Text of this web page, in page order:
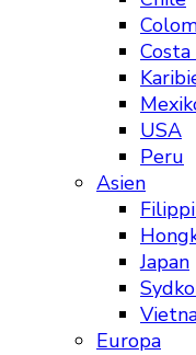
Costa
USA
Peru
Asien
Japan
Europa